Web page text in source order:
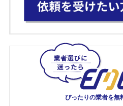
ぴったりの業者を無